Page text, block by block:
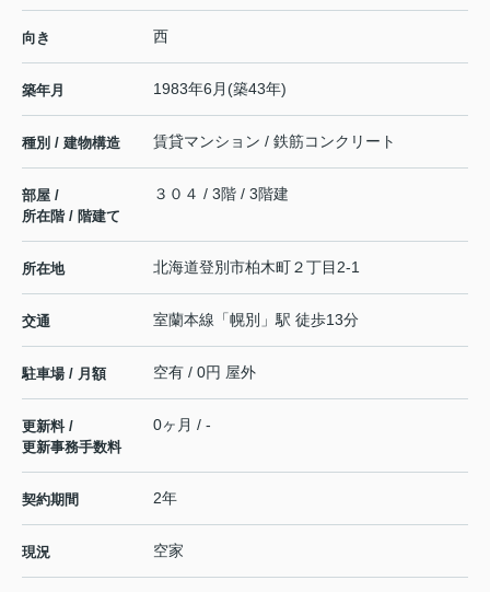
向き 西
築年月 1983年6月(築43年)
種別 / 建物構造 賃貸マンション / 鉄筋コンクリート
部屋 /
所在階 / 階建て
３０４ / 3階 / 3階建
所在地 北海道登別市柏木町２丁目2-1
交通 室蘭本線 「幌別 」駅 徒歩13分
駐車場 / 月額 空有 / 0円 屋外
更新料 /
更新事務手数料
0ヶ月 / -
契約期間 2年
現況 空家